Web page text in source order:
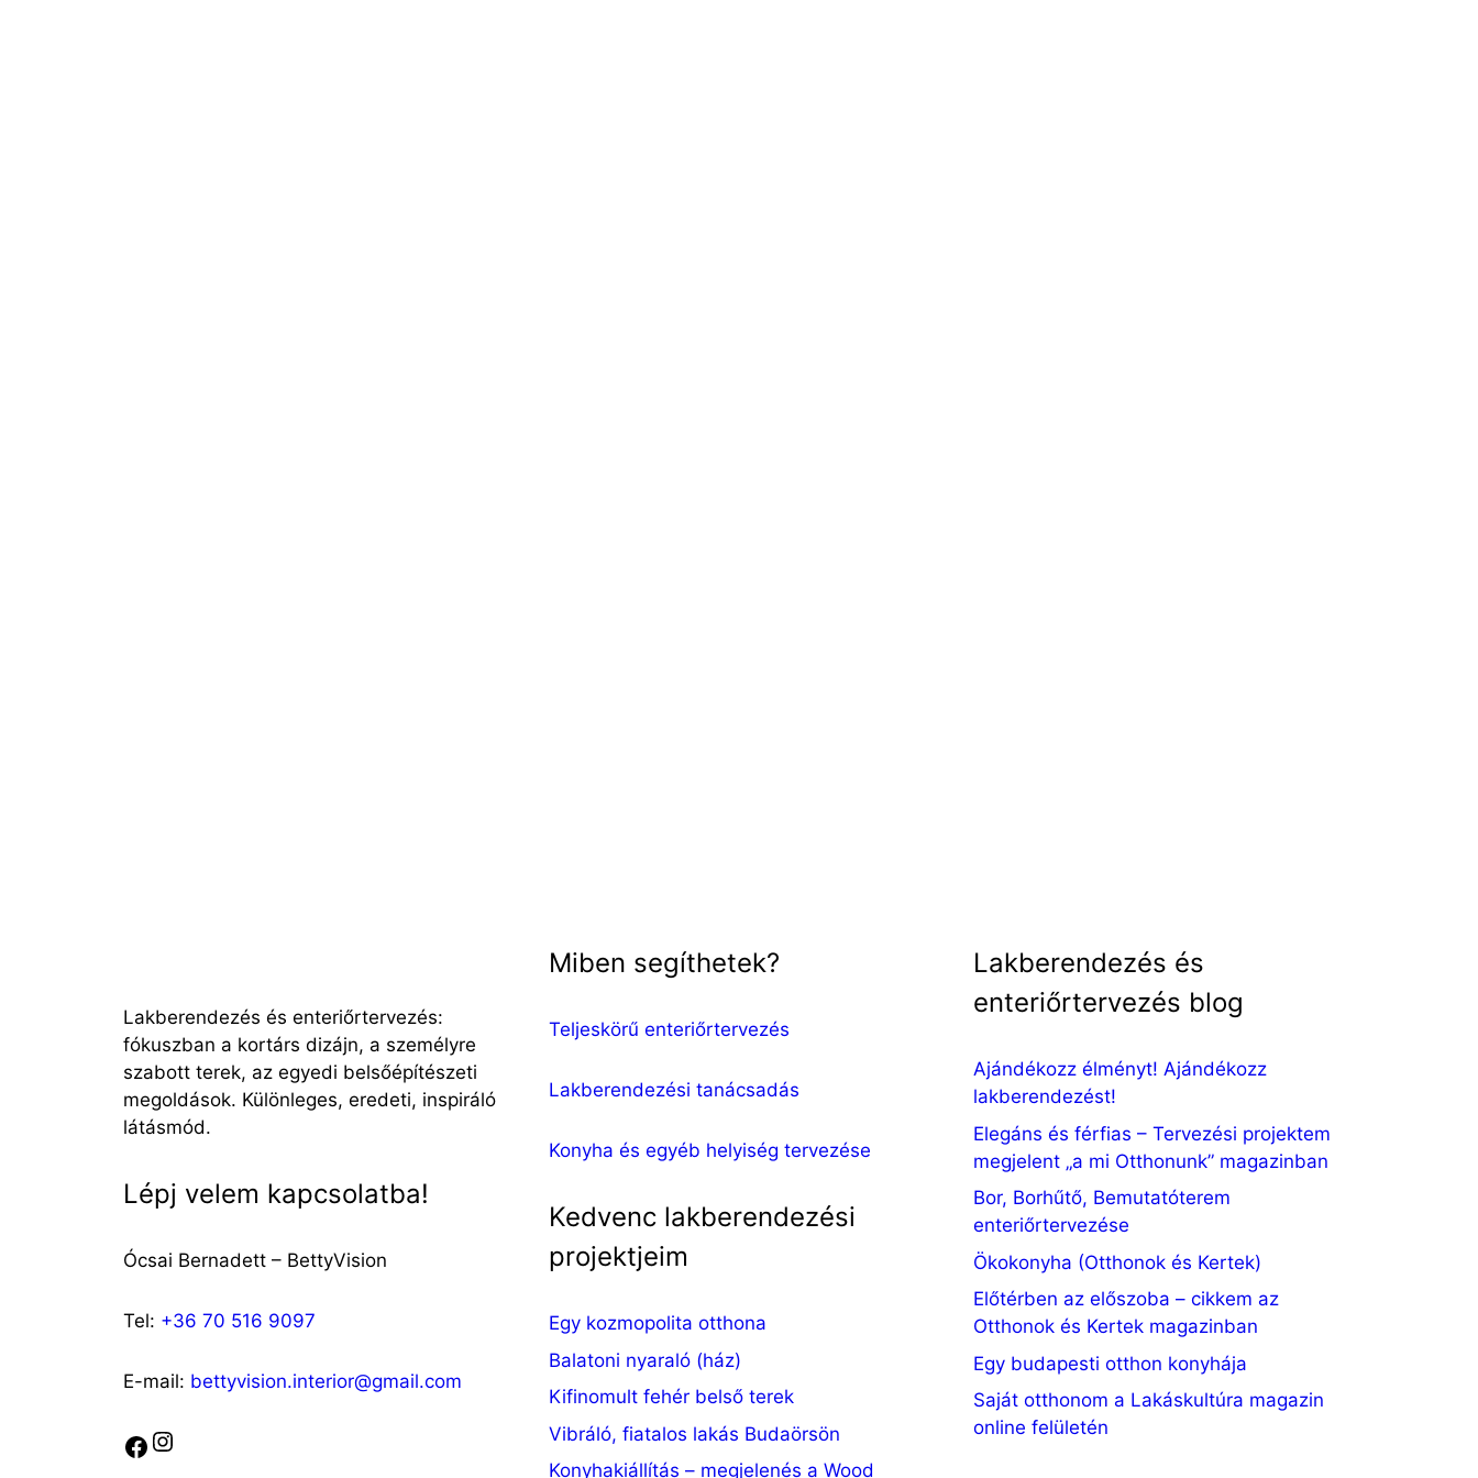
Lakberendezés és enteriőrtervezés:
fókuszban a kortárs dizájn, a személyre
szabott terek, az egyedi belsőépítészeti
megoldások. Különleges, eredeti, inspiráló
látásmód.
Lépj velem kapcsolatba!
Ócsai Bernadett – BettyVision
Tel: +36 70 516 9097
E-mail: bettyvision.interior@gmail.com
Facebook
Instagram
Miben segíthetek?
Teljeskörű enteriőrtervezés
Lakberendezési tanácsadás
Konyha és egyéb helyiség tervezése
Kedvenc lakberendezési
projektjeim
Egy kozmopolita otthona
Balatoni nyaraló (ház)
Kifinomult fehér belső terek
Vibráló, fiatalos lakás Budaörsön
Konyhakiállítás – megjelenés a Wood
Lakberendezés és
enteriőrtervezés blog
Ajándékozz élményt! Ajándékozz
lakberendezést!
Elegáns és férfias – Tervezési projektem
megjelent „a mi Otthonunk” magazinban
Bor, Borhűtő, Bemutatóterem
enteriőrtervezése
Ökokonyha (Otthonok és Kertek)
Előtérben az előszoba – cikkem az
Otthonok és Kertek magazinban
Egy budapesti otthon konyhája
Saját otthonom a Lakáskultúra magazin
online felületén